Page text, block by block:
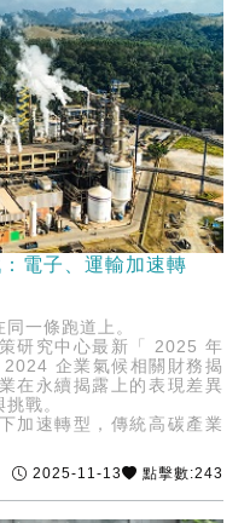
電子、運輸加速轉
一條跑道上。
研究中心最新「 2025 年
企業氣候相關財務揭
在永續揭露上的表現差異
戰。
加速轉型，傳統高碳產業
2025-11-13 點擊數:243